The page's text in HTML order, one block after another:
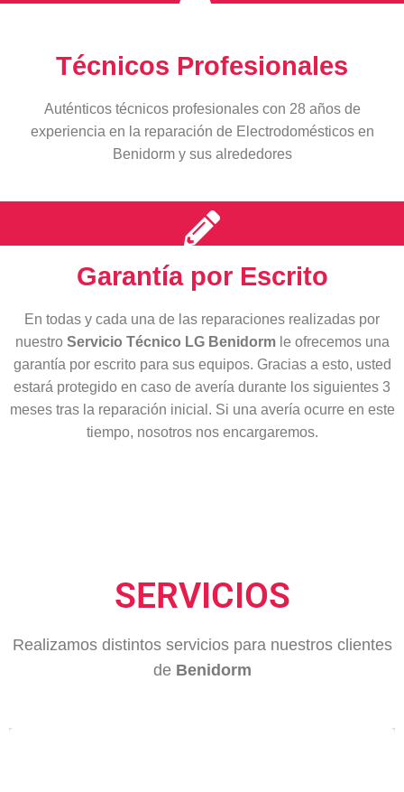
Técnicos Profesionales
Auténticos técnicos profesionales con 28 años de
experiencia en la reparación de Electrodomésticos en
Benidorm y sus alrededores
Garantía por Escrito
En todas y cada una de las reparaciones realizadas por
nuestro Servicio Técnico LG Benidormle ofrecemos una
garantía por escrito para sus equipos. Gracias a esto, usted
estará protegido en caso de avería durante los siguientes 3
meses tras la reparación inicial. Si una avería ocurre en este
tiempo, nosotros nos encargaremos.
SERVICIOS
Realizamos distintos servicios para nuestros clientes
de Benidorm